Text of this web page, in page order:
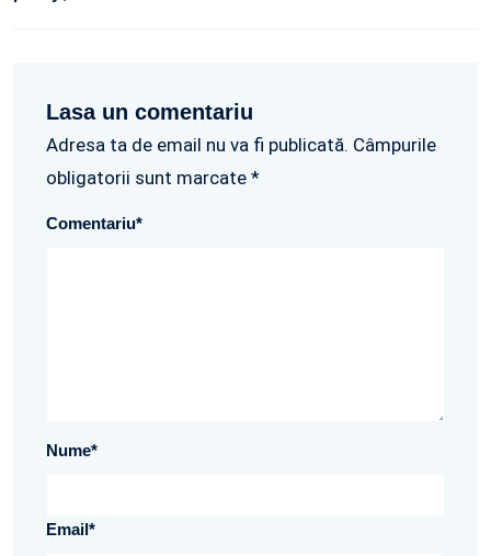
Lasa un comentariu
Adresa ta de email nu va fi publicată. Câmpurile
obligatorii sunt marcate *
Comentariu*
Nume*
Email*